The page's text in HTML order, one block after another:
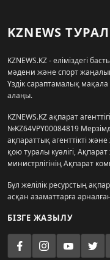
KZNEWS
KZNEWS.KZ - еліміздегі
мәдени және спорт
Үздік сараптамалық
алаңы.
KZNEWS.KZ ақпарат
№KZ64VPY00084819
ақпараттық агенттікті
қою туралы куәлігі,
министрлігінің Ақпарат
Бұл желілік ресурстың
асқан азаматтарға
БІЗГЕ ЖАЗЫЛУ